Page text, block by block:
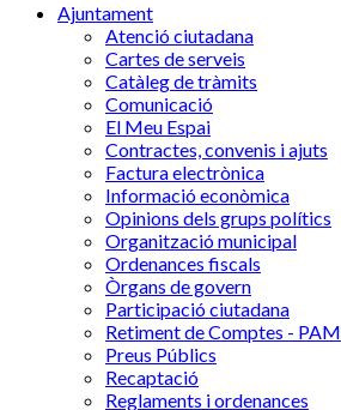
Ajuntament
Atenció ciutadana
Cartes de serveis
Catàleg de tràmits
Comunicació
El Meu Espai
Contractes, convenis i ajuts
Factura electrònica
Informació econòmica
Opinions dels grups polítics
Organització municipal
Ordenances fiscals
Òrgans de govern
Participació ciutadana
Retiment de Comptes - PAM
Preus Públics
Recaptació
Reglaments i ordenances